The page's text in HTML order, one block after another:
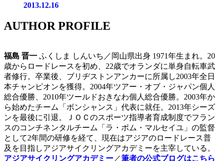
2013.12.16
AUTHOR PROFILE
福島 晋一 ふくしま しんいち／岡山県出身 1971年生まれ。20
歳からロードレースを初め、22歳でオランダに単身自転車武
者修行。卒業後、ブリヂストンアンカーに所属し2003年全日
本チャンピオンを獲得。2004年ツアー・オブ・ジャパン個人
総合優勝、2010年ツールドおきなわ個人総合優勝。2003年か
ら始めたチーム「ボンシャンス」代表に就任。2013年シーズ
ンを最後に引退。ＪＯＣのスポーツ指導者育成制度でフラン
スのコンチネンタルチーム「ラ・ポム・マルセイユ」の監督
として2年間の研修を経て、現在はアジアのロードレース普
及を目指しアジアサイクリングアカデミーを主宰している。
アジアサイクリングアカデミー／筆者の公式ブログはこちら